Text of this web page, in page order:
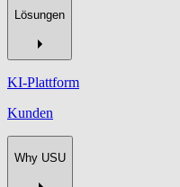
Lösungen
KI-Plattform
Kunden
Why USU